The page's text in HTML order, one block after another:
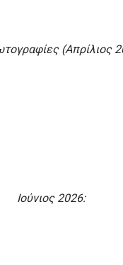
(Απρίλιος
Ιούνιος 2026: